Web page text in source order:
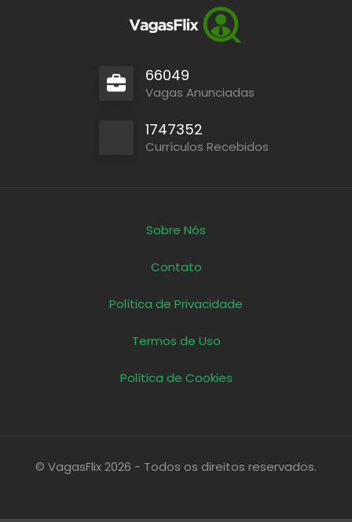
66049
Vagas Anunciadas
1747352
Currículos Recebidos
Sobre Nós
Contato
Política de Privacidade
Termos de Uso
Política de Cookies
© VagasFlix 2026 - Todos os direitos reservados.